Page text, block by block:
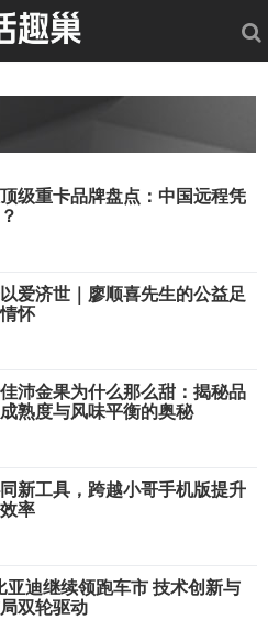
级重卡品牌盘点：中国远程凭
爱济世｜廖顺喜先生的公益足
怀
沛金果为什么那么甜：揭秘品
熟度与风味平衡的奥秘
新工具，跨越小哥手机版提升
率
亚迪继续领跑车市 技术创新与
双轮驱动